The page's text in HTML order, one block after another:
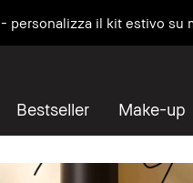
personalizza il kit estivo su
Bestseller Make-up